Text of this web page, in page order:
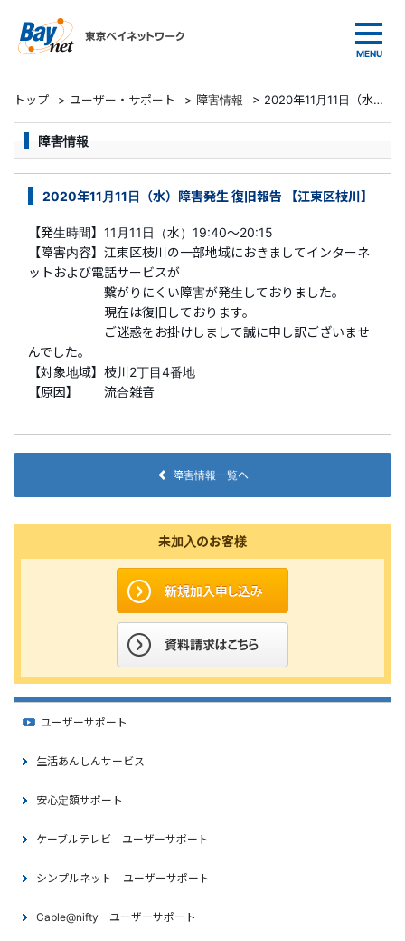
トップ > ユーザー・サポート > 障害情報 > 2020年11月11日（水）障害発生 復旧報告 【江東区枝川】
障害情報
2020年11月11日（水）障害発生 復旧報告 【江東区枝川】
【発生時間】11月11日（水）19:40～20:15
【障害内容】江東区枝川の一部地域におきましてインターネ
ットおよび電話サービスが
繋がりにくい障害が発生しておりました。
現在は復旧しております。
ご迷惑をお掛けしまして誠に申し訳ございませ
んでした。
【対象地域】枝川2丁目4番地
【原因】 流合雑音
障害情報一覧へ
未加入のお客様
ユーザーサポート
生活あんしんサービス
安心定額サポート
ケーブルテレビ ユーザーサポート
シンプルネット ユーザーサポート
Cable@nifty ユーザーサポート